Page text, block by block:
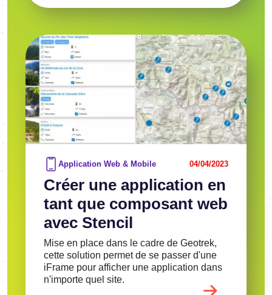
Créer une application en
tant que composant web
avec Stencil
Application Web & Mobile 04/04/2023
Mise en place dans le cadre de Geotrek,
cette solution permet de se passer d'une
iFrame pour afficher une application dans
n'importe quel site.
Voir l'article
Image